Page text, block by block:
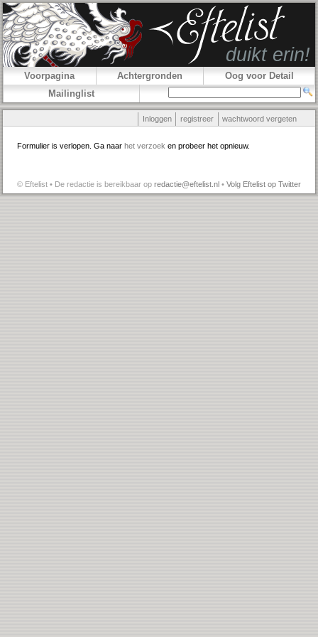
Voorpagina Achtergronden
Oog voor Detail
Mailinglist
Inloggen registreer wachtwoord vergeten
Formulier is verlopen. Ga naar het verzoek en probeer het opnieuw.
© Eftelist • De redactie is bereikbaar op redactie@eftelist.nl • Volg Eftelist op Twitter